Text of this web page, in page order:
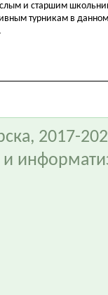
и старшим
турникам в
2017-